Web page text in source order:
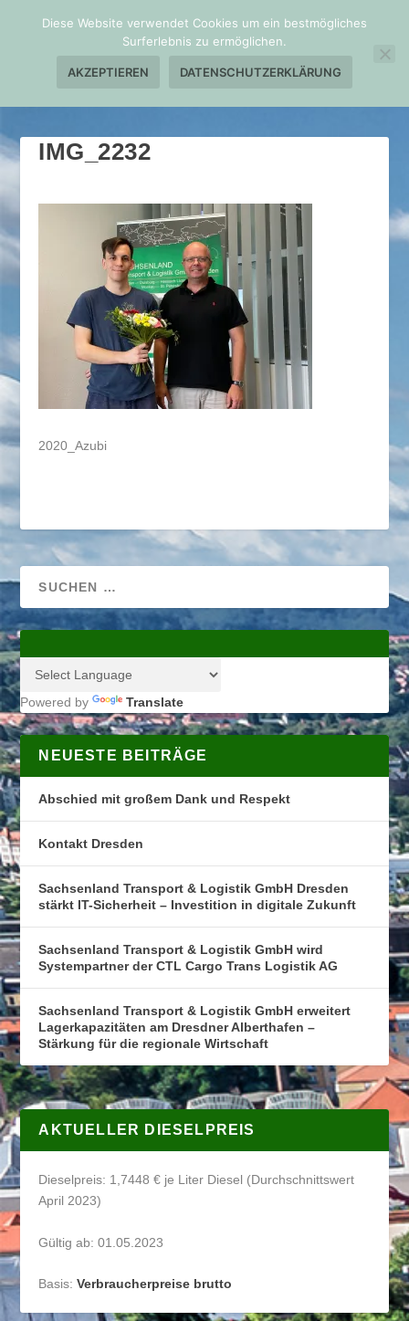
IMG_2232
2020_Azubi
Powered by Translate
NEUESTE BEITRÄGE
Abschied mit großem Dank und Respekt
Kontakt Dresden
Sachsenland Transport & Logistik GmbH Dresden
stärkt IT-Sicherheit – Investition in digitale Zukunft
Sachsenland Transport & Logistik GmbH wird
Systempartner der CTL Cargo Trans Logistik AG
Sachsenland Transport & Logistik GmbH erweitert
Lagerkapazitäten am Dresdner Alberthafen –
Stärkung für die regionale Wirtschaft
AKTUELLER DIESELPREIS
Dieselpreis: 1,7448 € je Liter Diesel (Durchschnittswert
April 2023)
Gültig ab: 01.05.2023
Basis:Verbraucherpreise brutto
Diese Website verwendet Cookies um ein bestmögliches
Surferlebnis zu ermöglichen.
AKZEPTIEREN DATENSCHUTZERKLÄRUNG